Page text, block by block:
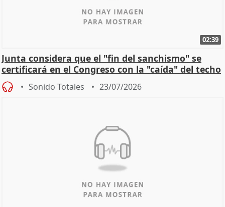
02:39
Junta considera que el "fin del sanchismo" se
certificará en el Congreso con la "caída" del techo
de
Sonido Totales 23/07/2026